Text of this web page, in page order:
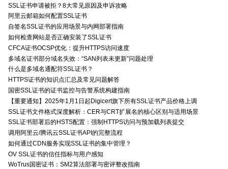
SSL证书申请被拒？8大常见原因及申诉攻略
阿里云邮箱如何配置SSL证书
自签名SSL证书的应用场景与内网部署指南
如何检查网站是否正确安装了SSL证书
CFCA证书OCSP优化：提升HTTPS访问速度
多域名证书部分域名失效：“SAN列表未更新”问题处理
什么是多域名通配符SSL证书？
HTTPS证书的知识点汇总及常见问题解答
国密SSL证书的证书监控与告警系统构建指南
【重要通知】2025年1月1日起Digicert旗下所有SSL证书产品价格上调
SSL证书文件格式深度解析：CER与CRT扩展名的核心区别与适用场景
SSL证书部署后的HSTS配置：强制HTTPS访问与预加载列表提交
调用阿里云/腾讯云SSL证书API的完整流程
如何通过CDN服务实现SSL证书的集中管理？
OV SSL证书的信任指标与用户感知
WoTrus国密证书：SM2算法部署与密评整改指南